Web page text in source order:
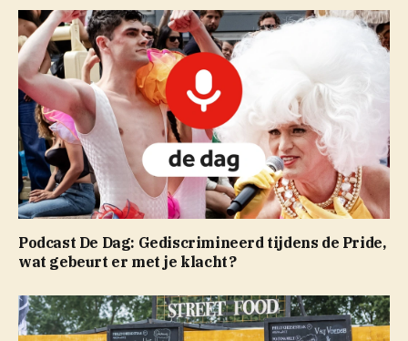
Podcast De Dag: Gediscrimineerd tijdens de Pride,
wat gebeurt er met je klacht?